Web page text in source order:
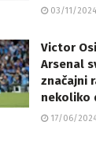
03/11/2024
Victor
Arsenal
značajni
nekoliko
17/06/